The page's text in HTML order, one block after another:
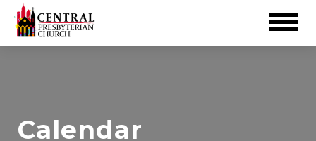
Calendar